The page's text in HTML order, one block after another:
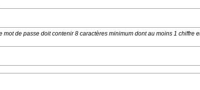
mot de passe doit contenir 8 caractères minimum dont au moins 1 chiffre